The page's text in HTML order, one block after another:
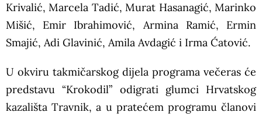
Krivalić, Marcela Tadić, Murat Hasanagić, Marinko
Mišić, Emir Ibrahimović, Armina Ramić, Ermin
Smajić, Adi Glavinić, Amila Avdagić i Irma Ćatović.
U okviru takmičarskog dijela programa večeras će
predstavu “Krokodil” odigrati glumci Hrvatskog
kazališta Travnik, a u pratećem programu članovi